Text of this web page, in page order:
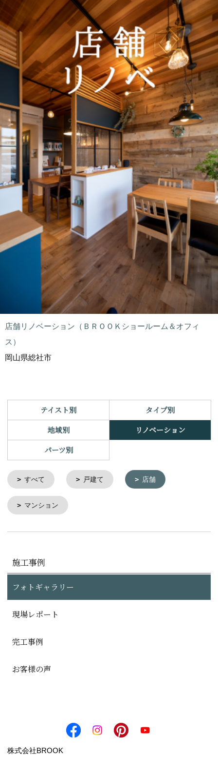
店舗リノベーション（ＢＲＯＯＫショールーム＆オフィ
ス）
岡山県総社市
テイスト別
タイプ別
地域別
リノベーション
パーツ別
すべて 戸建て 店舗
マンション
施工事例
フォトギャラリー
現場レポート
完工事例
お客様の声
株式会社BROOK